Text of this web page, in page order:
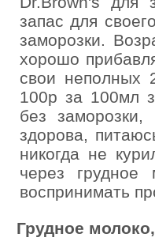
запас для
заморозки.
хорошо
свои неполных
100р за 100мл
без
здорова,
никогда не
через
воспринимать
Грудное